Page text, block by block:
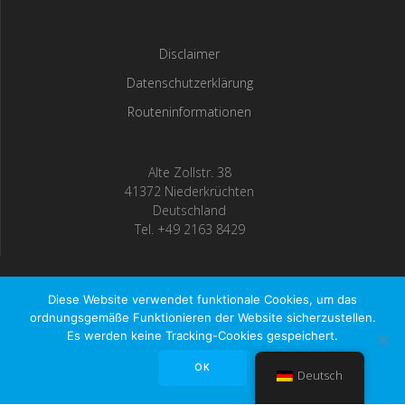
Disclaimer
Datenschutzerklärung
Routeninformationen
Alte Zollstr. 38
41372 Niederkrüchten
Deutschland
Tel. +49 2163 8429
Teguma GmbH ©2023
© 2026 Teguma GmbH ©2023. Built using WordPress and
EmpowerWP Theme
Deutsch
Diese Website verwendet funktionale Cookies, um das
ordnungsgemäße Funktionieren der Website sicherzustellen.
Es werden keine Tracking-Cookies gespeichert.
OK